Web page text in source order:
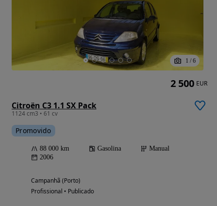
1 / 6
Citroën C3 1.1 SX Pack
1124 cm3 • 61 cv
Promovido
88 000 km Gasolina
Manual
2006
Campanhã (Porto)
Profissional • Publicado
2 500 EUR